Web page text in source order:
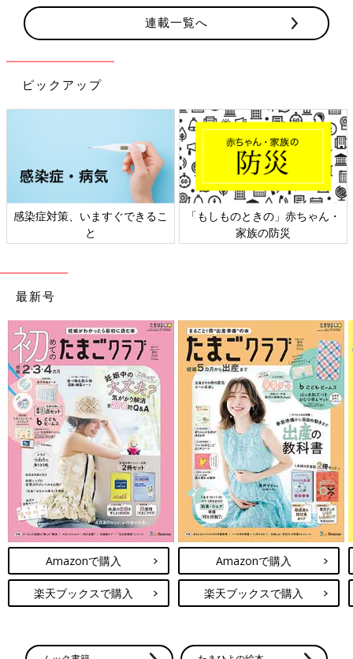
連載一覧へ
ピックアップ
感染症対策、いますぐできるこ
と
「もしものときの」赤ちゃん・
家族の防災
最新号
Amazonで購入
楽天ブックスで購入
Amazonで購入
楽天ブックスで購入